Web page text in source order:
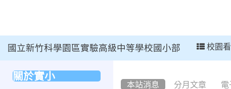
國立新竹科學園區實驗高級中等學校國小部 校園
本站消息 分月文章 電
關於實小